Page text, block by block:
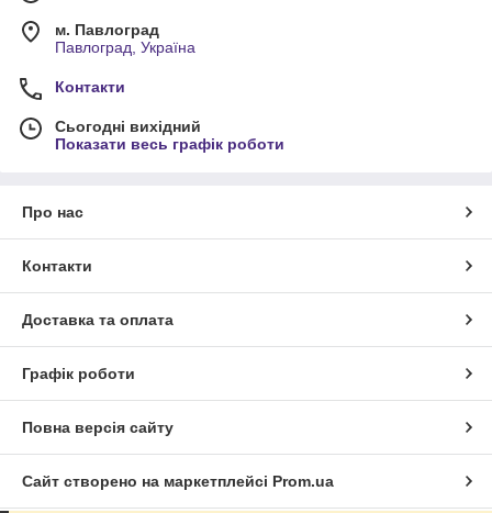
м. Павлоград
Павлоград, Україна
Контакти
Сьогодні вихідний
Показати весь графік роботи
Про нас
Контакти
Доставка та оплата
Графік роботи
Повна версія сайту
Сайт створено на маркетплейсі Prom.ua